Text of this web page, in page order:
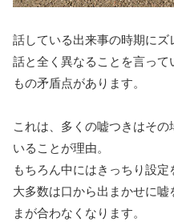
話している出来事の時期に
話と全く異なることを言っ
もの矛盾点があります。
これは、多くの嘘つきはそ
いることが理由。
もちろん中にはきっちり設定
大多数は口から出まかせに
まが合わなくなります。